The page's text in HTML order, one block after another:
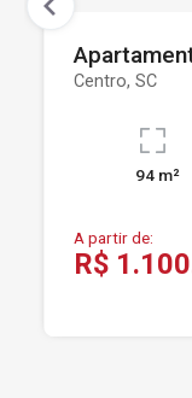
Centro, SC
94 m²
A partir de:
R$